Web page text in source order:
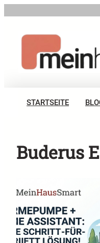
springen
STARTSEITE
Buderus